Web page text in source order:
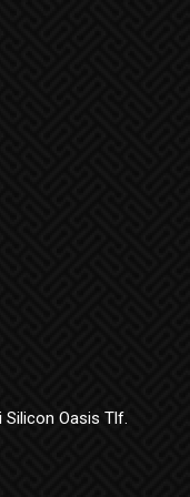
Silicon Oasis Tlf.